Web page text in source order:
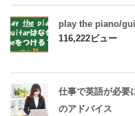
play the piano/
116,222ビュー
仕事で英語が必要
のアドバイス